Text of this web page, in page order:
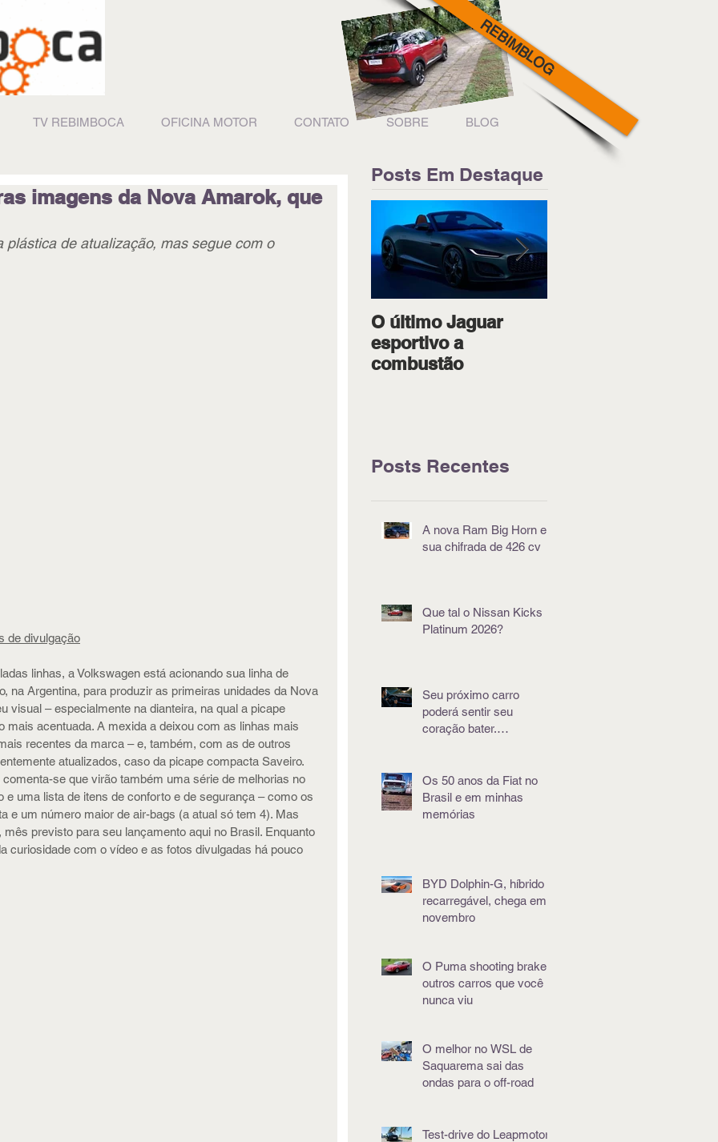
REBIMBLOG
TV REBIMBOCA OFICINA MOTOR CONTATO SOBRE BLOG
imagens da Nova Amarok, que
plástica de atualização, mas segue com o
de divulgação
linhas, a Volkswagen está acionando sua linha de
na Argentina, para produzir as primeiras unidades da Nova
visual – especialmente na dianteira, na qual a picape
mais acentuada. A mexida a deixou com as linhas mais
recentes da marca – e, também, com as de outros
atualizados, caso da picape compacta Saveiro.
se que virão também uma série de melhorias no
e uma lista de itens de conforto e de segurança – como os
e um número maior de air-bags (a atual só tem 4). Mas
previsto para seu lançamento aqui no Brasil. Enquanto
curiosidade com o vídeo e as fotos divulgadas há pouco
Posts Em Destaque
O último Jaguar
esportivo a
combustão
Posts Recentes
A nova Ram Big Horn e
sua chifrada de 426 cv
Que tal o Nissan Kicks
Platinum 2026?
Seu próximo carro
poderá sentir seu
coração bater.
Os 50 anos da Fiat no
Brasil e em minhas
memórias
BYD Dolphin-G, híbrido e
recarregável, chega em
novembro
O Puma shooting brake e
outros carros que você
nunca viu
O melhor no WSL de
Saquarema sai das
ondas para o off-road
Test-drive do Leapmotor